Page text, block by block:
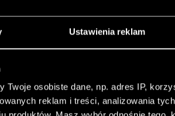
Ustawienia reklam
Twoje osobiste dane, np. adres IP,
reklam i treści, analizowania